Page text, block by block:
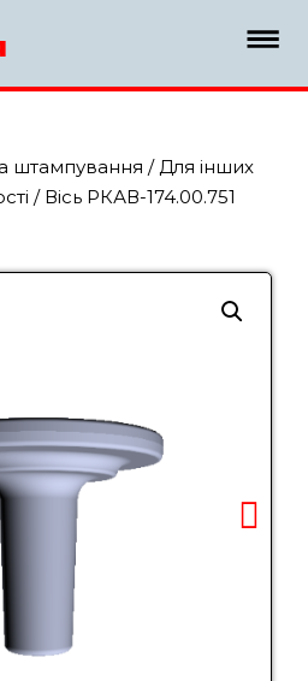
штампування /Для інших
/ Вісь РКАВ-174.00.751